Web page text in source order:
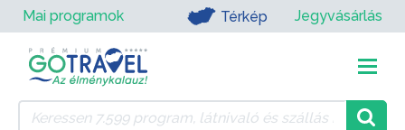
Mai programok Térkép Jegyvásárlás